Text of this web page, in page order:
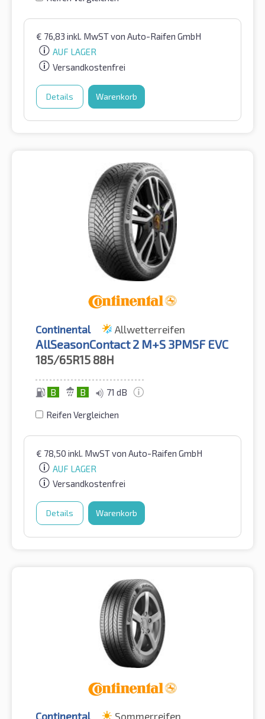
€ 76,83 inkl. MwSTvon Auto-Raifen GmbH
AUF LAGER
Versandkostenfrei
Details Warenkorb
Continental Allwetterreifen
AllSeasonContact 2 M+S 3PMSF EVC
185/65R15 88H
B B 71 dB
Reifen Vergleichen
€ 78,50 inkl. MwSTvon Auto-Raifen GmbH
AUF LAGER
Versandkostenfrei
Details Warenkorb
Continental Sommerreifen